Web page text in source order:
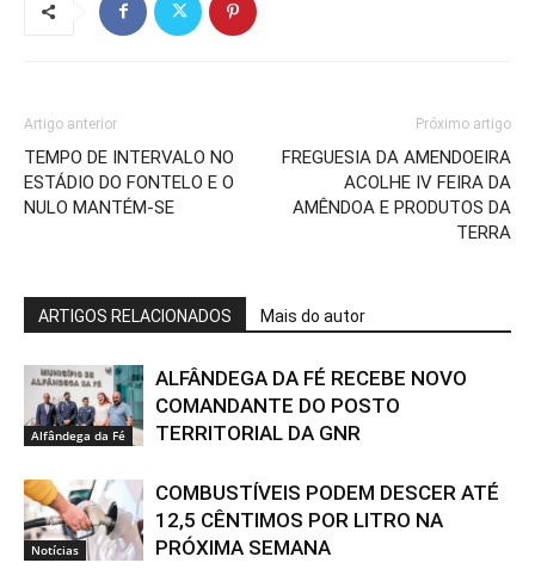
Artigo anterior
TEMPO DE INTERVALO NO
ESTÁDIO DO FONTELO E O
NULO MANTÉM-SE
Próximo artigo
FREGUESIA DA AMENDOEIRA
ACOLHE IV FEIRA DA
AMÊNDOA E PRODUTOS DA
TERRA
ARTIGOS RELACIONADOS Mais do autor
Alfândega da Fé
ALFÂNDEGA DA FÉ RECEBE NOVO
COMANDANTE DO POSTO
TERRITORIAL DA GNR
Notícias
COMBUSTÍVEIS PODEM DESCER ATÉ
12,5 CÊNTIMOS POR LITRO NA
PRÓXIMA SEMANA